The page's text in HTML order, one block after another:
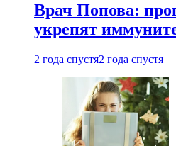
Врач Попова:
укрепят
2 года спустя2 года спустя